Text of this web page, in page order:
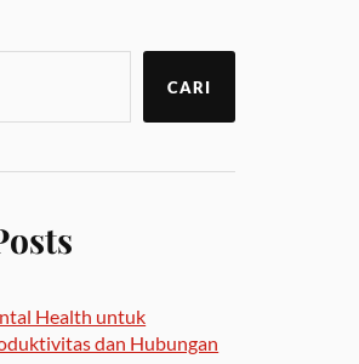
CARI
Health untuk
dan Hubungan